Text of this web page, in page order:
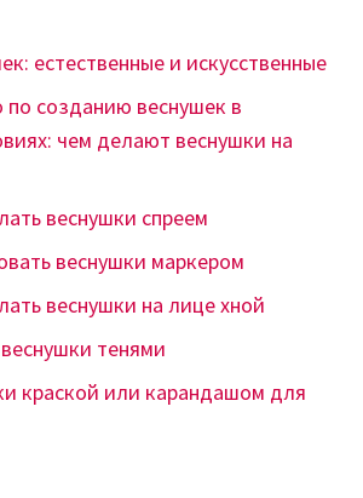
естественные и искусственные
по созданию веснушек в
чем делают веснушки на
веснушки спреем
веснушки маркером
веснушки на лице хной
тенями
краской или карандашом для